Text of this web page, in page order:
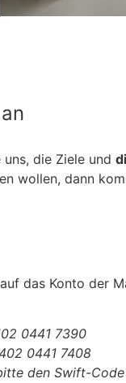
die Ziele und
wollen, dann
das Konto der
0441 7390
0441 7408
den Swift-Code